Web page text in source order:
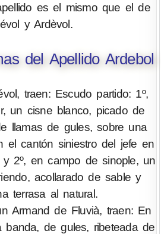
es el mismo que el de
y Ardèvol.
del Apellido Ardebol
traen: Escudo partido: 1º,
un cisne blanco, picado de
llamas de gules, sobre una
el cantón siniestro del jefe en
2º, en campo de sinople, un
acollarado de sable y
terrasa al natural.
Armand de Fluvià, traen: En
banda, de gules, ribeteada de